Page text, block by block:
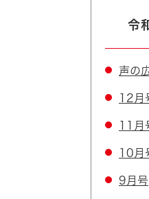
令
声の
12月
11月
10月
9月号